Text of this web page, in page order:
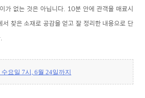
가 없는 것은 아닙니다. 10분 안에 관객을 매료시
서 찾은 소재로 공감을 얻고 잘 정리한 내용으로 단
요일 7시, 6월 24일까지